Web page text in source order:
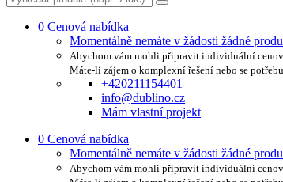
0 Cenová nabídka
Momentálně nemáte v žádosti žádné
Abychom vám mohli připravit individuální
Máte-li zájem o komplexní řešení nebo se
+420211154401
info@dublino.cz
Mám vlastní projekt
0 Cenová nabídka
Momentálně nemáte v žádosti žádné
Abychom vám mohli připravit individuální